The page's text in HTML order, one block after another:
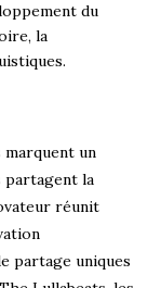
du
la
marquent un
partagent la
réunit
partage uniques